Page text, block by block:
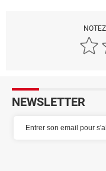
NEWSLETTER